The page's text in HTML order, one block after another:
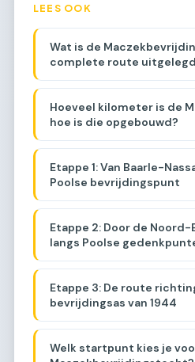
LEES OOK
Wat is de
complete route uitgelegd
Hoeveel kilometer is de
hoe is die opgebouwd?
Etappe 1: Van Baarle-
Poolse bevrijdingspunt
Etappe 2: Door de
langs Poolse
Etappe 3: De route
bevrijdingsas van 1944
Welk startpunt kies je